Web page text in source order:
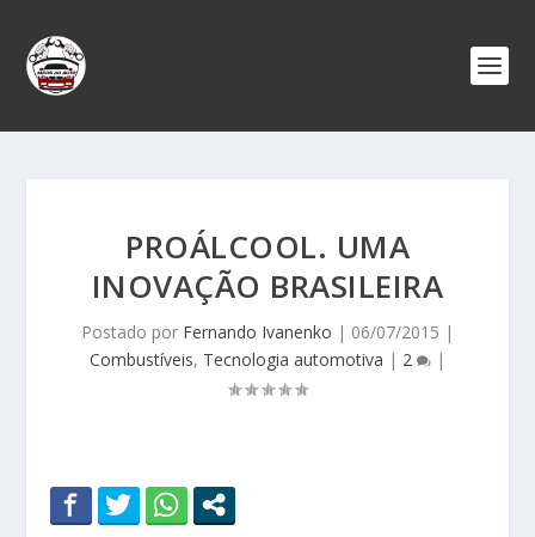
PROÁLCOOL. UMA
INOVAÇÃO BRASILEIRA
Postado por Fernando Ivanenko | 06/07/2015 |
Combustíveis, Tecnologia automotiva | 2 |